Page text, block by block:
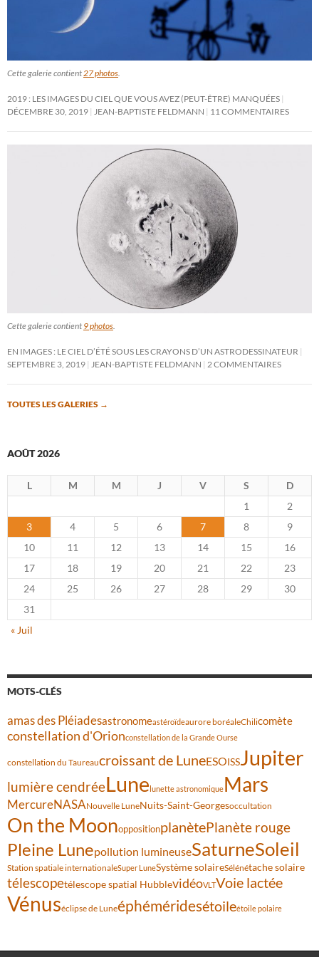
Cette galerie contient27 photos.
2019 : LES IMAGES DU CIEL QUE VOUS AVEZ (PEUT-ÊTRE) MANQUÉES
DÉCEMBRE 30, 2019 JEAN-BAPTISTE FELDMANN 11 COMMENTAIRES
Cette galerie contient 9 photos.
EN IMAGES : LE CIEL D’ÉTÉ SOUS LES CRAYONS D’UN ASTRODESSINATEUR
SEPTEMBRE 3, 2019 JEAN-BAPTISTE FELDMANN 2 COMMENTAIRES
TOUTES LES GALERIES →
AOÛT 2026
L M M J V S
D
1
2
3
4 5 6 7 8
9
10
11 12 13 14 15
16
17
18 19 20 21 22
23
24
25 26 27 28 29
30
31
« Juil
MOTS-CLÉS
amas des Pléiadesastronomeastéroïdeaurore boréaleChilicomète
constellation d'Orionconstellation de la Grande Ourse
constellation du Taureaucroissant de LuneESOISSJupiter
lumière cendréeLune lunette astronomiqueMars
MercureNASANouvelle LuneNuits-Saint-Georgesoccultation
On the MoonoppositionplanètePlanète rouge
Pleine Lunepollution lumineuseSaturneSoleil
Station spatiale internationaleSuper LuneSystème solaireSélénétache solaire
télescopetélescope spatial HubblevidéoVLTVoie lactée
Vénuséclipse de Luneéphéméridesétoileétoile polaire